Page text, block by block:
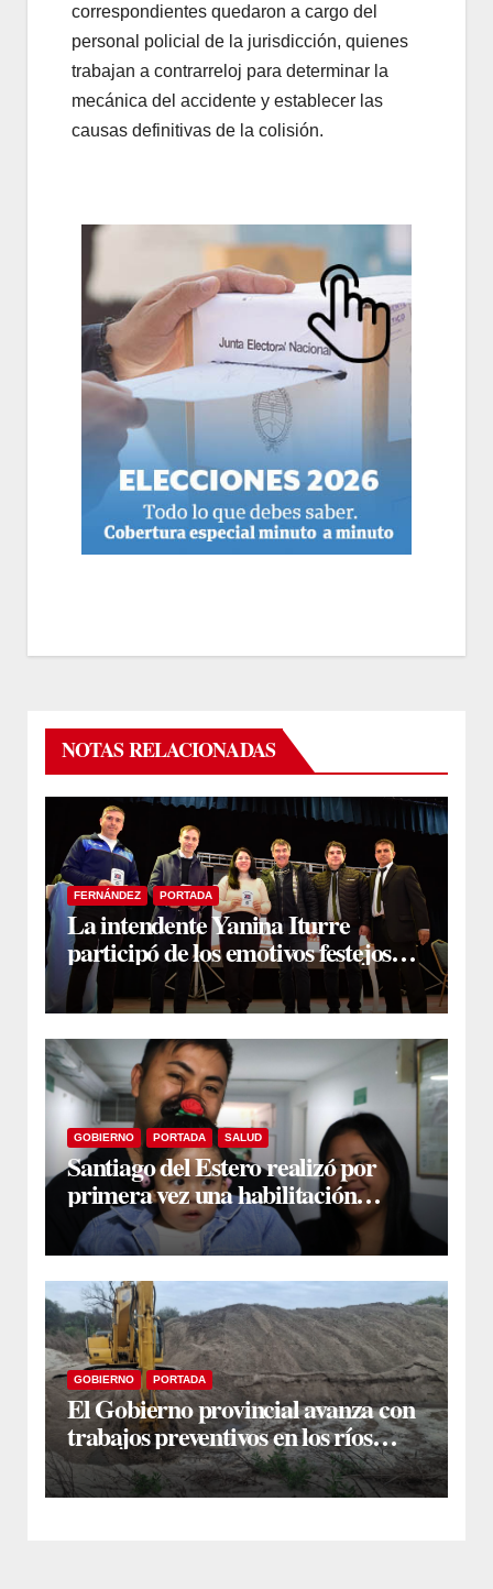
correspondientes quedaron a cargo del
personal policial de la jurisdicción, quienes
trabajan a contrarreloj para determinar la
mecánica del accidente y establecer las
causas definitivas de la colisión.
NOTAS RELACIONADAS
FERNÁNDEZ PORTADA
La intendente Yanina Iturre
participó de los emotivos festejos
por el Aniversario del Taekwon-Do
en Fernández
GOBIERNO PORTADA SALUD
Santiago del Estero realizó por
primera vez una habilitación
auditiva con vincha de conducción
ósea
GOBIERNO PORTADA
El Gobierno provincial avanza con
trabajos preventivos en los ríos
Dulce y Salado y en los Bajos
Submeridionales